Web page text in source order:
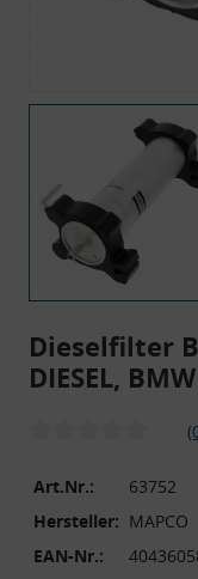
Dieselfilter
DIESEL, BMW
Art.Nr.:
63752
Hersteller: MAPCO
EAN-Nr.: